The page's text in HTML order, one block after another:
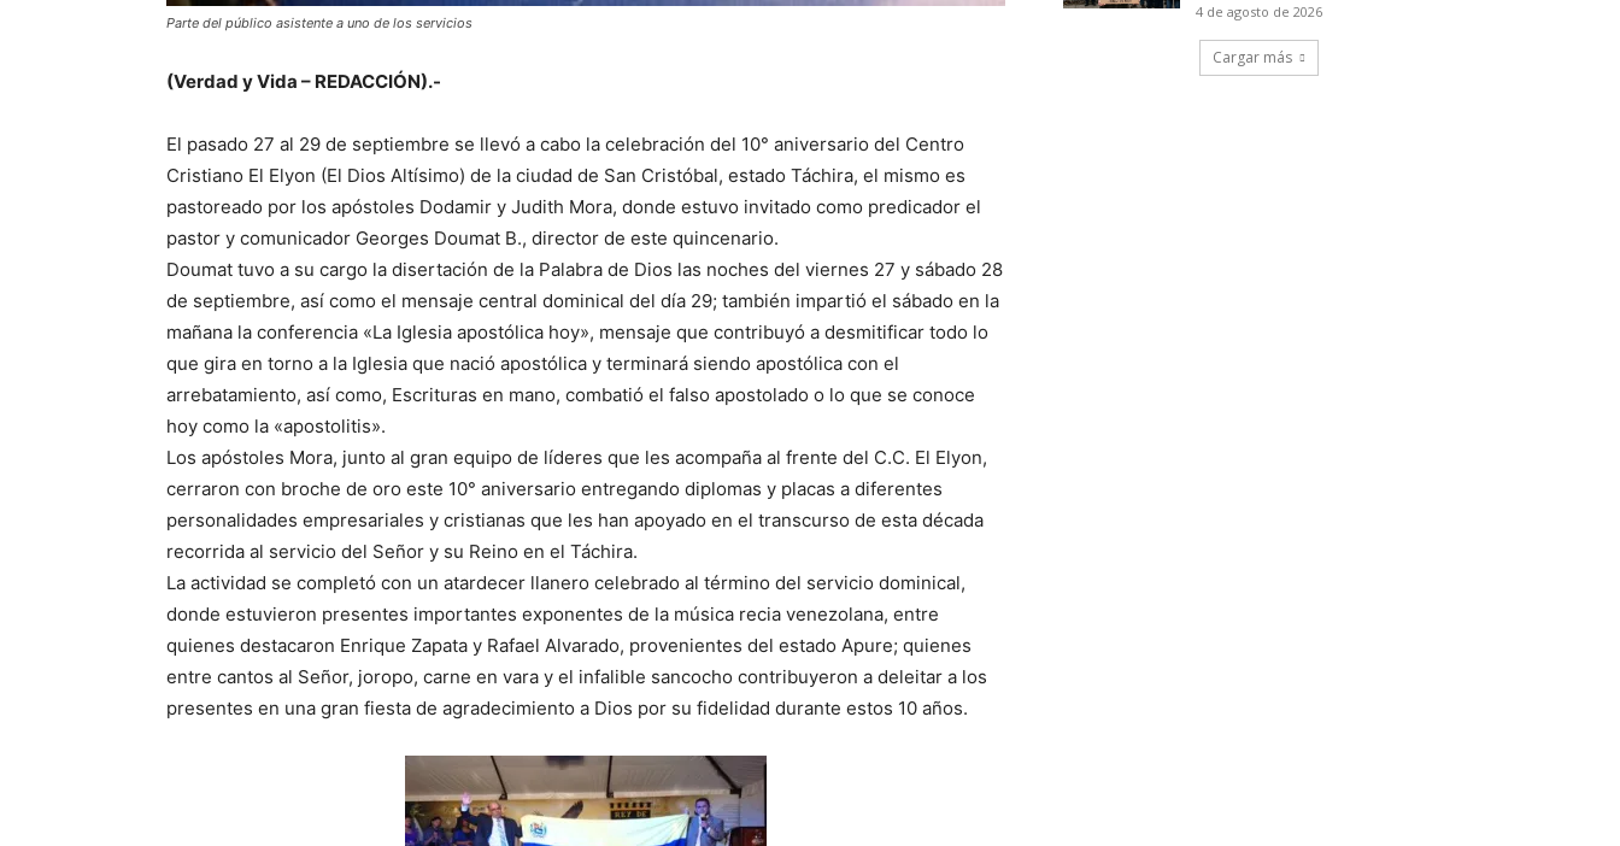
Parte del público asistente a uno de los servicios
(Verdad y Vida – REDACCIÓN).-
El pasado 27 al 29 de septiembre se llevó a cabo la celebración del 10° aniversario del Centro
Cristiano El Elyon (El Dios Altísimo) de la ciudad de San Cristóbal, estado Táchira, el mismo es
pastoreado por los apóstoles Dodamir y Judith Mora, donde estuvo invitado como predicador el
pastor y comunicador Georges Doumat B., director de este quincenario.
Doumat tuvo a su cargo la disertación de la Palabra de Dios las noches del viernes 27 y sábado 28
de septiembre, así como el mensaje central dominical del día 29; también impartió el sábado en la
mañana la conferencia «La Iglesia apostólica hoy», mensaje que contribuyó a desmitificar todo lo
que gira en torno a la Iglesia que nació apostólica y terminará siendo apostólica con el
arrebatamiento, así como, Escrituras en mano, combatió el falso apostolado o lo que se conoce
hoy como la «apostolitis».
Los apóstoles Mora, junto al gran equipo de líderes que les acompaña al frente del C.C. El Elyon,
cerraron con broche de oro este 10° aniversario entregando diplomas y placas a diferentes
personalidades empresariales y cristianas que les han apoyado en el transcurso de esta década
recorrida al servicio del Señor y su Reino en el Táchira.
La actividad se completó con un atardecer llanero celebrado al término del servicio dominical,
donde estuvieron presentes importantes exponentes de la música recia venezolana, entre
quienes destacaron Enrique Zapata y Rafael Alvarado, provenientes del estado Apure; quienes
entre cantos al Señor, joropo, carne en vara y el infalible sancocho contribuyeron a deleitar a los
presentes en una gran fiesta de agradecimiento a Dios por su fidelidad durante estos 10 años.
4 de agosto de 2026
Cargar más